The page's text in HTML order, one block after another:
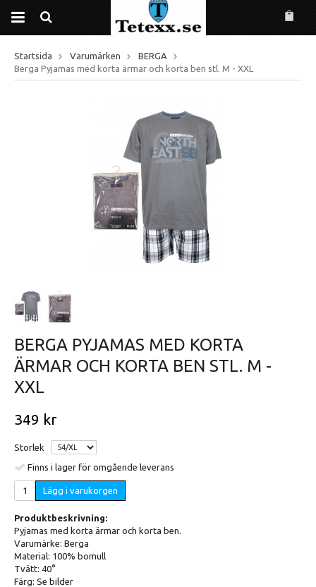
Startsida Varumärken
BERGA
Berga Pyjamas med korta ärmar och korta ben stl. M - XXL
BERGA PYJAMAS MED KORTA
ÄRMAR OCH KORTA BEN STL. M -
XXL
349 kr
Storlek
Finns i lager för omgående leverans
Lägg i varukorgen
Produktbeskrivning:
Pyjamas med korta ärmar och korta ben.
Varumärke: Berga
Material: 100% bomull
Tvätt: 40°
Färg: Se bilder